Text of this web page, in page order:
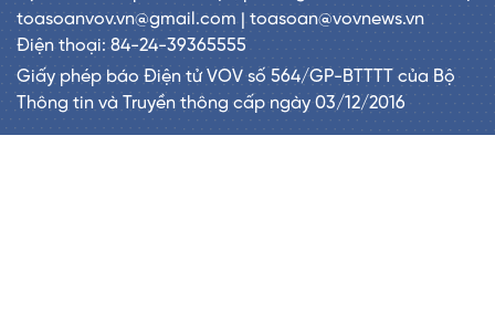
toasoanvov.vn@gmail.com | toasoan@vovnews.vn
Điện thoại: 84-24-39365555
Giấy phép báo Điện tử VOV số 564/GP-BTTTT của Bộ
Thông tin và Truyền thông cấp ngày 03/12/2016